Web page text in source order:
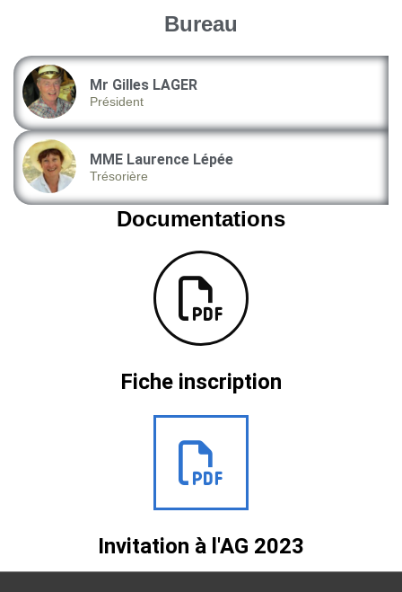
Bureau
Mr Gilles LAGER
Président
MME Laurence Lépée
Trésorière
Documentations
Fiche inscription
Invitation à l'AG 2023